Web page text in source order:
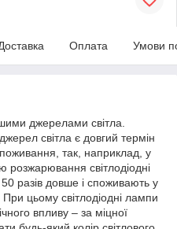
Оплата Умови
джерелами світла.
світла є довгий термін
так, наприклад, у
розжарювання світлодіодні
разів довше і споживають у
цьому світлодіодні лампи
впливу – за міцної